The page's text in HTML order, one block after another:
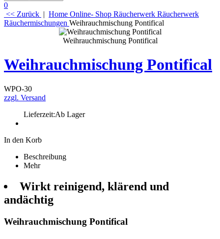
0
<< Zurück | Home Online- Shop Räucherwerk Räucherwerk
Räuchermischungen Weihrauchmischung Pontifical
Weihrauchmischung Pontifical
Weihrauchmischung Pontifical
WPO-30
zzgl. Versand
Lieferzeit:Ab Lager
In den Korb
Beschreibung
Mehr
Wirkt reinigend, klärend und
andächtig
Weihrauchmischung Pontifical